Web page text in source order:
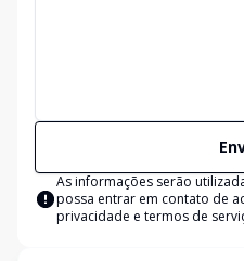
As informações serão
possa entrar em contato de
privacidade e termos de